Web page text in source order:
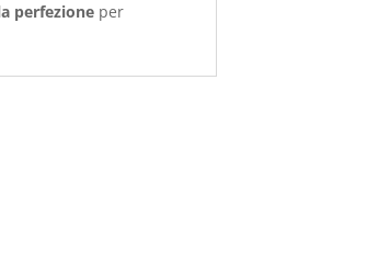
perfezione per